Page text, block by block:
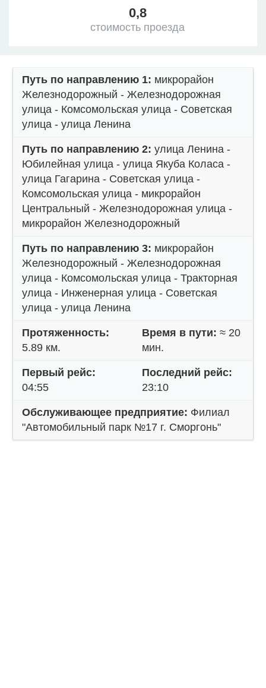
0,8
стоимость проезда
Путь по направлению 1: микрорайон
Железнодорожный - Железнодорожная
улица - Комсомольская улица - Советская
улица - улица Ленина
Путь по направлению 2: улица Ленина -
Юбилейная улица - улица Якуба Коласа -
улица Гагарина - Советская улица -
Комсомольская улица - микрорайон
Центральный - Железнодорожная улица -
микрорайон Железнодорожный
Путь по направлению 3: микрорайон
Железнодорожный - Железнодорожная
улица - Комсомольская улица - Тракторная
улица - Инженерная улица - Советская
улица - улица Ленина
Протяженность:
5.89 км.
Время в пути: ≈ 20
мин.
Первый рейс:
04:55
Последний рейс:
23:10
Обслуживающее предприятие: Филиал
"Автомобильный парк №17 г. Сморгонь"